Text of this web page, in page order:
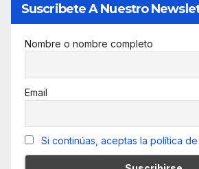
Suscribete A Nuestro
Nombre o nombre completo
Email
Si continúas, aceptas la política